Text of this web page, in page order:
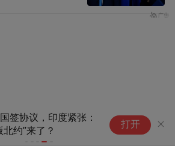
签协议，印度紧张：
约”来了？
打开